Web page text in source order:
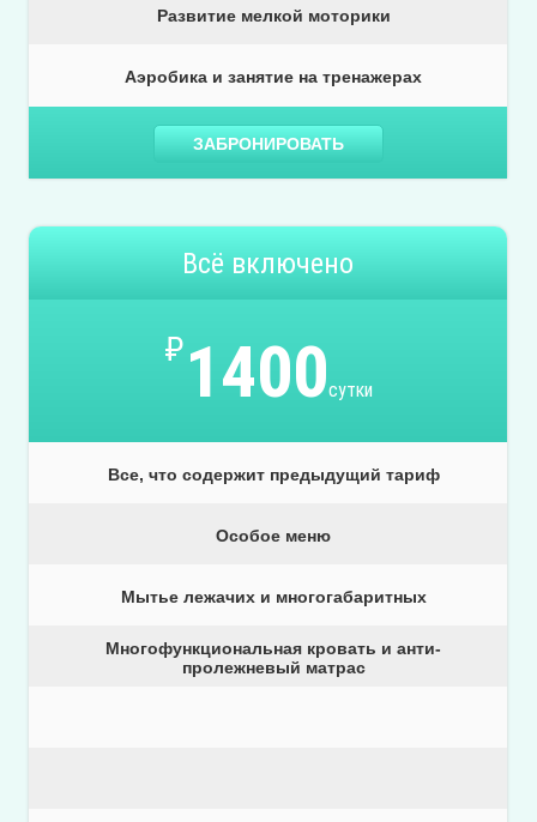
Развитие мелкой моторики
Аэробика и занятие на тренажерах
ЗАБРОНИРОВАТЬ
Всё включено
₽1400сутки
Все, что содержит предыдущий тариф
Особое меню
Мытье лежачих и многогабаритных
Многофункциональная кровать и анти-
пролежневый матрас